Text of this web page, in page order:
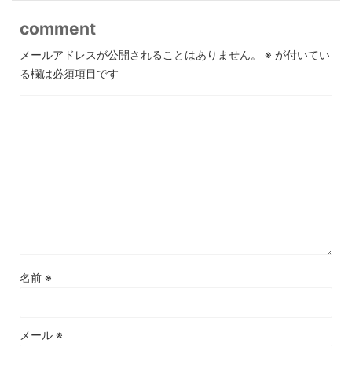
comment
メールアドレスが公開されることはありません。 ※ が付いてい
る欄は必須項目です
名前 ※
メール ※